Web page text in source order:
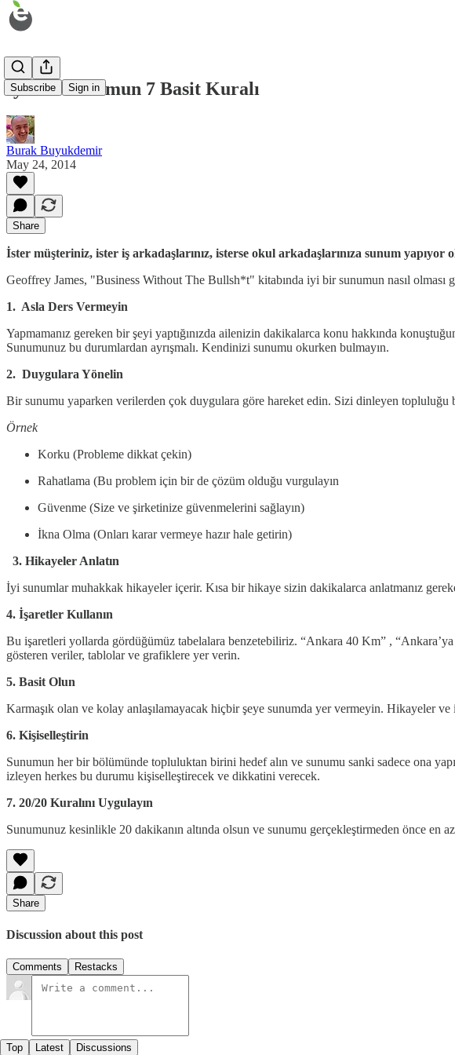
Subscribe Sign in
İyi Bir Sunumun 7 Basit Kuralı
Burak Buyukdemir
May 24, 2014
Share
İster müşteriniz, ister iş arkadaşlarınız, isterse okul arkadaşlarınıza sunum
Geoffrey James, "Business Without The Bullsh*t" kitabında iyi bir sunumun nasıl
1. Asla Ders Vermeyin
Yapmamanız gereken bir şeyi yaptığınızda ailenizin dakikalarca konu hakkında
Sunumunuz bu durumlardan ayrışmalı. Kendinizi sunumu okurken bulmayın.
2. Duygulara Yönelin
Bir sunumu yaparken verilerden çok duygulara göre hareket edin. Sizi dinleyen
Örnek
Korku (Probleme dikkat çekin)
Rahatlama (Bu problem için bir de çözüm olduğu vurgulayın
Güvenme (Size ve şirketinize güvenmelerini sağlayın)
İkna Olma (Onları karar vermeye hazır hale getirin)
3. Hikayeler Anlatın
İyi sunumlar muhakkak hikayeler içerir. Kısa bir hikaye sizin dakikalarca anlatmanız
4. İşaretler Kullanın
Bu işaretleri yollarda gördüğümüz tabelalara benzetebiliriz. “Ankara 40 Km” ,
gösteren veriler, tablolar ve grafiklere yer verin.
5. Basit Olun
Karmaşık olan ve kolay anlaşılamayacak hiçbir şeye sunumda yer vermeyin. Hikayeler
6. Kişiselleştirin
Sunumun her bir bölümünde topluluktan birini hedef alın ve sunumu sanki sadece ona
izleyen herkes bu durumu kişiselleştirecek ve dikkatini verecek.
7. 20/20 Kuralını Uygulayın
Sunumunuz kesinlikle 20 dakikanın altında olsun ve sunumu gerçekleştirmeden önce en
Share
Discussion about this post
Comments Restacks
Top Latest Discussions